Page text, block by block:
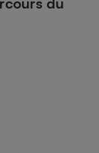
- Hygiène
Crédit
- Fiscalité
routière
casque audio
immobilier
tondeuse
de retraite